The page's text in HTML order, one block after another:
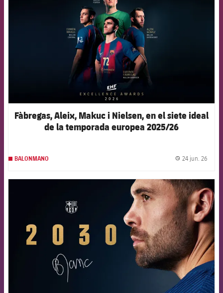
Fàbregas, Aleix, Makuc i Nielsen, en el siete ideal
de la temporada europea 2025/26
BALONMANO 24 jun. 26
FCB Barcelona badge